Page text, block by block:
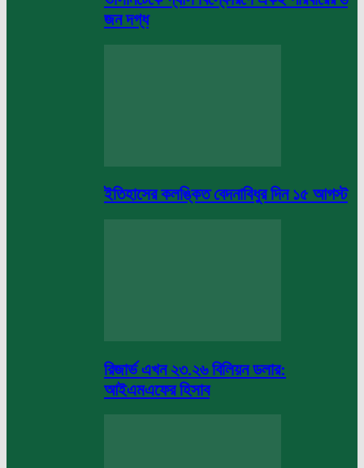
জন দগ্ধ
ইতিহাসের কলঙ্কিত বেদনাবিধুর দিন ১৫ আগস্ট
রিজার্ভ এখন ২৩.২৬ বিলিয়ন ডলার:
আইএমএফের হিসাব